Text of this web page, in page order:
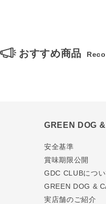
おすすめ商品
GREEN DOG
安全基準
賞味期限公開
GDC CLUBについ
GREEN DOG &
実店舗のご紹介